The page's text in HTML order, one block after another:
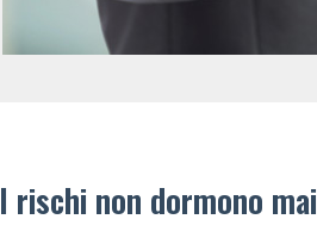
I rischi non dormono mai